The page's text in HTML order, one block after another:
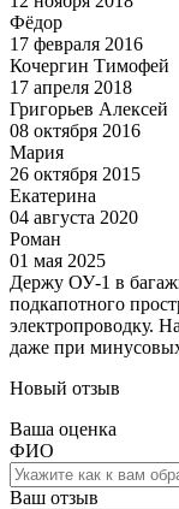
Фёдор
17 февраля 2016
Кочергин Тимофей
17 апреля 2018
Григорьев Алексей
08 октября 2016
Мария
26 октября 2015
Екатерина
04 августа 2020
Роман
01 мая 2025
Держу ОУ-1 в
подкапотного
электропроводку.
даже при
Новый отзыв
Ваша оценка
ФИО
Ваш отзыв